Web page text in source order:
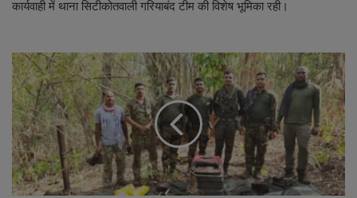
कार्यवाही में थाना सिटीकोतवाली गरियाबंद टीम की विशेष भूमिका रही।